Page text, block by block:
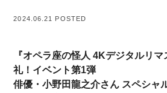
2024.06.21 POSTED
『オペラ座の怪人 4Kデジタルリ
礼！イベント第1弾
俳優・小野田龍之介さん スペシャ